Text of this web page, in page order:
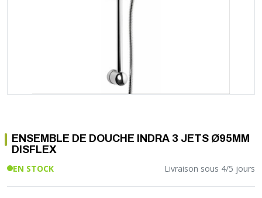
RACCORD PE (POLYÉTHYLÈNE)
TUBE LAITON ET ECROU
KIT FIXATION MURAL
ROBINET
FLEXIBLE
ETANCHÉITÉ RACCORDEMENT
FIXATION ET SUPPORT
TUBAGE CHEMINÉE CHAUDIÈRE POÊLE
EQUIPEMENT INDUSTRIEL
GAINE
LAMPE ET TORCHE
PILES ET ACCUMULATEURS
BLOC DE SÉCURITÉ
SYSTÈMES DE SÉCURITÉ
TRAPPE CHATIÈRE ET HUBLOT
VOTRE SOLUTION CHAUFFAGE
ENSEMBLE DE DOUCHE INDRA 3 JETS Ø95MM
DISFLEX
EN STOCK Livraison sous 4/5 jours